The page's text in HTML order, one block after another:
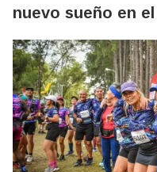
nuevo sueño en